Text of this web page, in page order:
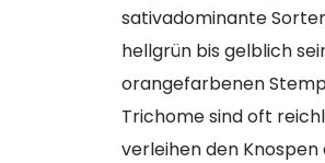
sativadominante
hellgrün bis gelblich
orangefarbenen
Trichome sind oft
verleihen den